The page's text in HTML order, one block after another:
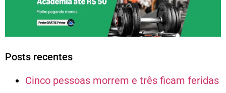
Posts recentes
Cinco pessoas morrem e três ficam feridas